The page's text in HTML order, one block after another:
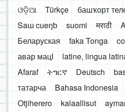
ଓଡ଼ିଆ
Türkçe башҡорт
Saɯ cueŋƅ
suomi मराठी
Беларуская
faka Tonga
авар мацӀ
latine, lingua
Afaraf
ትግርኛ Deutsch
татарча
Bahasa Indonesia
Otjiherero
kalaallisut